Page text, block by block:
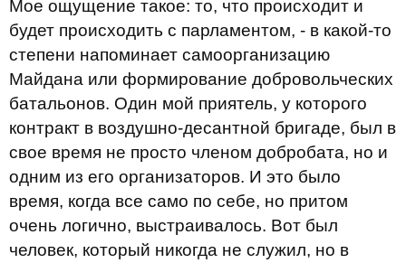
Мое ощущение такое: то, что происходит и
будет происходить с парламентом, - в какой-то
степени напоминает самоорганизацию
Майдана или формирование добровольческих
батальонов. Один мой приятель, у которого
контракт в воздушно-десантной бригаде, был в
свое время не просто членом добробата, но и
одним из его организаторов. И это было
время, когда все само по себе, но притом
очень логично, выстраивалось. Вот был
человек, который никогда не служил, но в